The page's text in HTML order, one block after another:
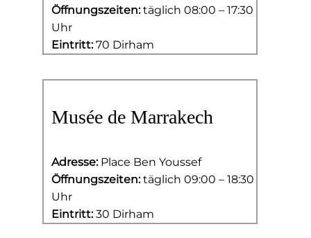
Öffnungszeiten:täglich 08:00 – 17:30
Uhr
Eintritt:70 Dirham
Musée de Marrakech
Adresse:Place Ben Youssef
Öffnungszeiten:täglich 09:00 – 18:30
Uhr
Eintritt:30 Dirham